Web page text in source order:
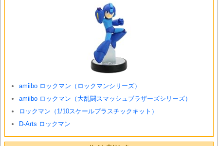
amiibo ロックマン（ロックマンシリーズ）
amiibo ロックマン（大乱闘スマッシュブラザーズシリーズ）
ロックマン（1/10スケールプラスチックキット）
D-Arts ロックマン